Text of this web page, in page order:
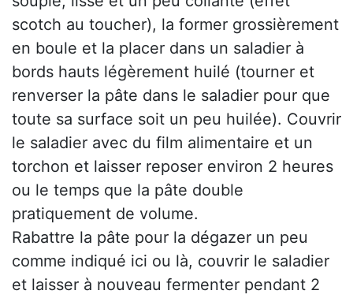
scotch au toucher), la former grossièrement
en boule et la placer dans un saladier à
bords hauts légèrement huilé (tourner et
renverser la pâte dans le saladier pour que
toute sa surface soit un peu huilée). Couvrir
le saladier avec du film alimentaire et un
torchon et laisser reposer environ 2 heures
ou le temps que la pâte double
pratiquement de volume.
Rabattre la pâte pour la dégazer un peu
comme indiqué ici ou là, couvrir le saladier
et laisser à nouveau fermenter pendant 2